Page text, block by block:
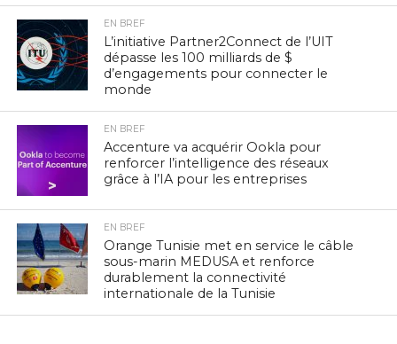
EN BREF
L’initiative Partner2Connect de l’UIT
dépasse les 100 milliards de $
d’engagements pour connecter le
monde
EN BREF
Accenture va acquérir Ookla pour
renforcer l’intelligence des réseaux
grâce à l’IA pour les entreprises
EN BREF
Orange Tunisie met en service le câble
sous-marin MEDUSA et renforce
durablement la connectivité
internationale de la Tunisie